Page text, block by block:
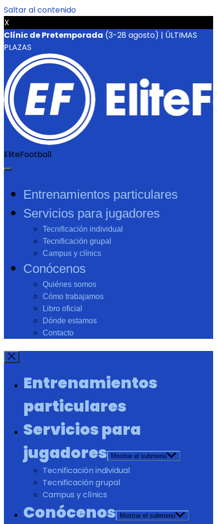
Saltar al contenido
X
Clínic de Pretemporada (3-28 agosto) | ÚLTIMAS
PLAZAS
EliteFootball
Entrenamientos particulares
Servicios para jugadores
Tecnificación individual
Tecnificación grupal
Campus y clínics
Conócenos
Quiénes somos
Cómo trabajamos
Libro oficial
Dónde estamos
Contacto
Entrenamientos
particulares
Servicios para
jugadores
Mostrar el submenú
Tecnificación individual
Tecnificación grupal
Campus y clínics
Conócenos Mostrar el submenú